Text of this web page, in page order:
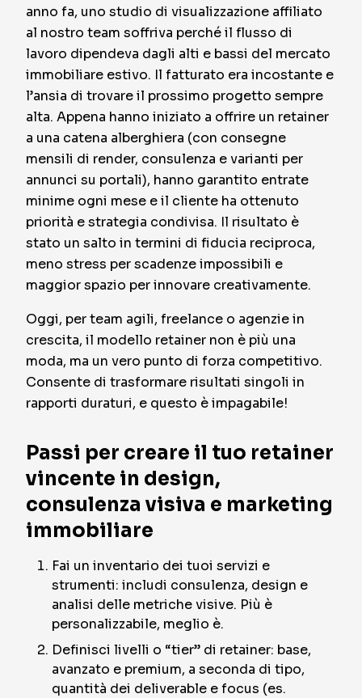
anno fa, uno studio di visualizzazione affiliato
al nostro team soffriva perché il flusso di
lavoro dipendeva dagli alti e bassi del mercato
immobiliare estivo. Il fatturato era incostante e
l’ansia di trovare il prossimo progetto sempre
alta. Appena hanno iniziato a offrire un retainer
a una catena alberghiera (con consegne
mensili di render, consulenza e varianti per
annunci su portali), hanno garantito entrate
minime ogni mese e il cliente ha ottenuto
priorità e strategia condivisa. Il risultato è
stato un salto in termini di fiducia reciproca,
meno stress per scadenze impossibili e
maggior spazio per innovare creativamente.
Oggi, per team agili, freelance o agenzie in
crescita, il modello retainer non è più una
moda, ma un vero punto di forza competitivo.
Consente di trasformare risultati singoli in
rapporti duraturi, e questo è impagabile!
Passi per creare il tuo retainer
vincente in design,
consulenza visiva e marketing
immobiliare
Fai un inventario dei tuoi servizi e
strumenti: includi consulenza, design e
analisi delle metriche visive. Più è
personalizzabile, meglio è.
Definisci livelli o “tier” di retainer: base,
avanzato e premium, a seconda di tipo,
quantità dei deliverable e focus (es.